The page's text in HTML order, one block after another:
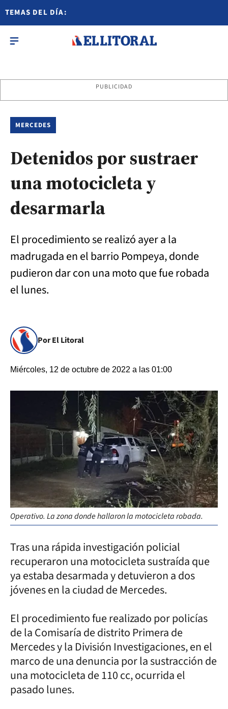
TEMAS DEL DÍA:
PUBLICIDAD
MERCEDES
Detenidos por sustraer
una motocicleta y
desarmarla
El procedimiento se realizó ayer a la
madrugada en el barrio Pompeya, donde
pudieron dar con una moto que fue robada
el lunes.
Por El Litoral
Miércoles, 12 de octubre de 2022 a las 01:00
Operativo. La zona donde hallaron la motocicleta robada.
Tras una rápida investigación policial
recuperaron una motocicleta sustraída que
ya estaba desarmada y detuvieron a dos
jóvenes en la ciudad de Mercedes.
El procedimiento fue realizado por policías
de la Comisaría de distrito Primera de
Mercedes y la División Investigaciones, en el
marco de una denuncia por la sustracción de
una motocicleta de 110 cc, ocurrida el
pasado lunes.